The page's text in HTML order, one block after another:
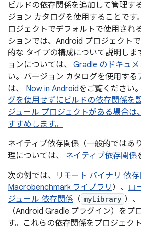
ビルドの依存関係を追加して管理す
ジョン カタログを使用することです
ロジェクトでデフォルトで使用され
ションでは、Android プロジェクト
的な タイプの構成について説明しま
ョンについては、 Gradle のドキュメ
い。バージョン カタログを使用する
は、 Now in Androidをご覧ください。
グを使用せずにビルドの依存関係を
ジュール プロジェクトがある場合は
すすめします。
ネイティブ依存関係（一般的ではあ
理については、 ネイティブ依存関係
次の例では、
リモート バイナリ 依
Macrobenchmark ライブラリ ）、 ロ
ジュール 依存関係 （ myLibrary ）
（Android Gradle プラグイン）をプ
す。これらの依存関係をプロジェク